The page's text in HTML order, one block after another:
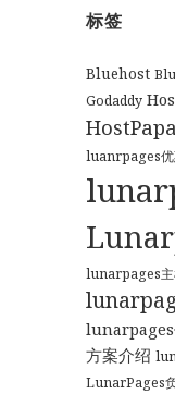
标签
Bluehost
Godaddy
HostPapa
luanrpages优
lunarpages主
lunarpages
方案介绍
LunarPages